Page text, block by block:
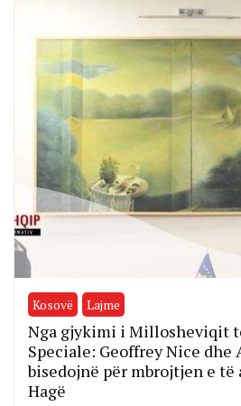
Kosovë Lajme
Nga gjykimi i Millosheviqit
Speciale: Geoffrey Nice
bisedojnë për mbrojtjen e të
Hagë